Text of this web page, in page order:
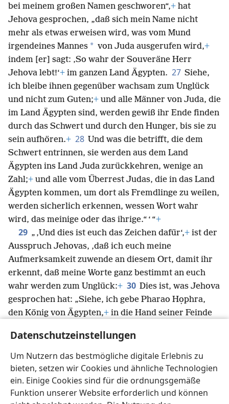
Datenschutzeinstellungen
Um Nutzern das bestmögliche digitale Erlebnis zu
bieten, setzen wir Cookies und ähnliche Technologien
ein. Einige Cookies sind für die ordnungsgemäße
Funktion unserer Website erforderlich und können
bei meinem großen Namen geschworen“,+ hat
Jehova gesprochen, „daß sich mein Name nicht
mehr als etwas erweisen wird, was vom Mund
irgendeines Mannes * von Juda ausgerufen wird,+
indem [er] sagt: ‚So wahr der Souveräne Herr
Jehova lebt!‘+ im ganzen Land Ägypten. 27 Siehe,
ich bleibe ihnen gegenüber wachsam zum Unglück
und nicht zum Guten;+ und alle Männer von Juda, die
im Land Ägypten sind, werden gewiß ihr Ende finden
durch das Schwert und durch den Hunger, bis sie zu
sein aufhören.+ 28 Und was die betrifft, die dem
Schwert entrinnen, sie werden aus dem Land
Ägypten ins Land Juda zurückkehren, wenige an
Zahl;+ und alle vom Überrest Judas, die in das Land
Ägypten kommen, um dort als Fremdlinge zu weilen,
werden sicherlich erkennen, wessen Wort wahr
wird, das meinige oder das ihrige.“ ‘ “+
29 „ ,Und dies ist euch das Zeichen dafür‘,+ ist der
Ausspruch Jehovas, ‚daß ich euch meine
Aufmerksamkeit zuwende an diesem Ort, damit ihr
erkennt, daß meine Worte ganz bestimmt an euch
wahr werden zum Unglück:+ 30 Dies ist, was Jehova
gesprochen hat: „Siehe, ich gebe Pharao Họphra,
den König von Ägypten,+ in die Hand seiner Feinde
trachten,+so wie ich Zedekịa, den König von Juda,
in die Hand Nebukadrẹzars gegeben habe, des
Königs von Babylon, seines Feindes und dessen, der
ihm nach der Seele trachtete.“ ‘ “+